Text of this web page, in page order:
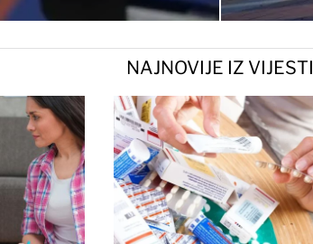
NAJNOVIJE IZ VIJESTI